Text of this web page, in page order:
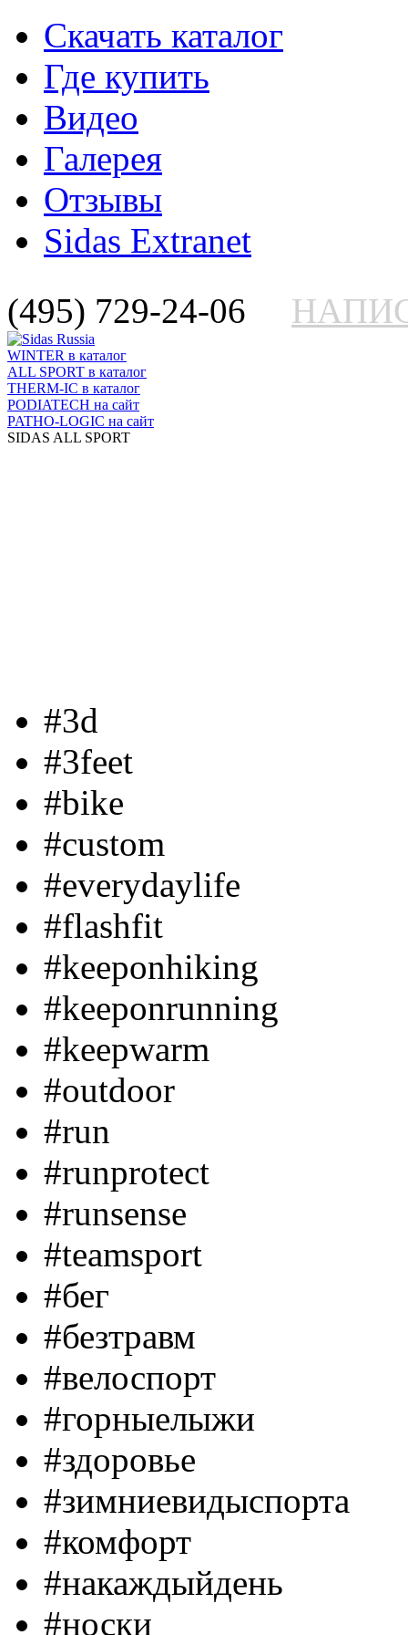
Скачать каталог
Где купить
Видео
Галерея
Отзывы
Sidas Extranet
(495) 729-24-06
WINTER в каталог
ALL SPORT в каталог
THERM-IC в каталог
PODIATECH на сайт
PATHO-LOGIC на сайт
SIDAS ALL SPORT
#3d
#3feet
#bike
#custom
#everydaylife
#flashfit
#keeponhiking
#keeponrunning
#keepwarm
#outdoor
#run
#runprotect
#runsense
#teamsport
#бег
#безтравм
#велоспорт
#горныелыжи
#здоровье
#зимниевидыспорта
#комфорт
#накаждыйдень
#носки